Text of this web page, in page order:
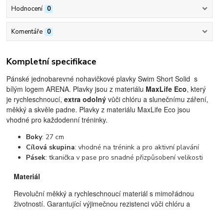
Hodnocení 0
Komentáře 0
Kompletní specifikace
Pánské jednobarevné nohavičkové plavky Swim Short Solid s
bílým logem ARENA. Plavky jsou z materiálu MaxLife Eco, který
je rychleschnoucí,extra odolný vůči chlóru a slunečnímu záření,
měkký a skvěle padne. Plavky z materiálu MaxLife Eco jsou
vhodné pro každodenní tréninky.
Boky: 27 cm
Cílová skupina: vhodné na trénink a pro aktivní plavání
Pásek: tkanička v pase pro snadné přizpůsobení velikosti
Materiál
Revoluční měkký a rychleschnoucí materiál s mimořádnou
životností. Garantující výjimečnou rezistenci vůči chlóru a